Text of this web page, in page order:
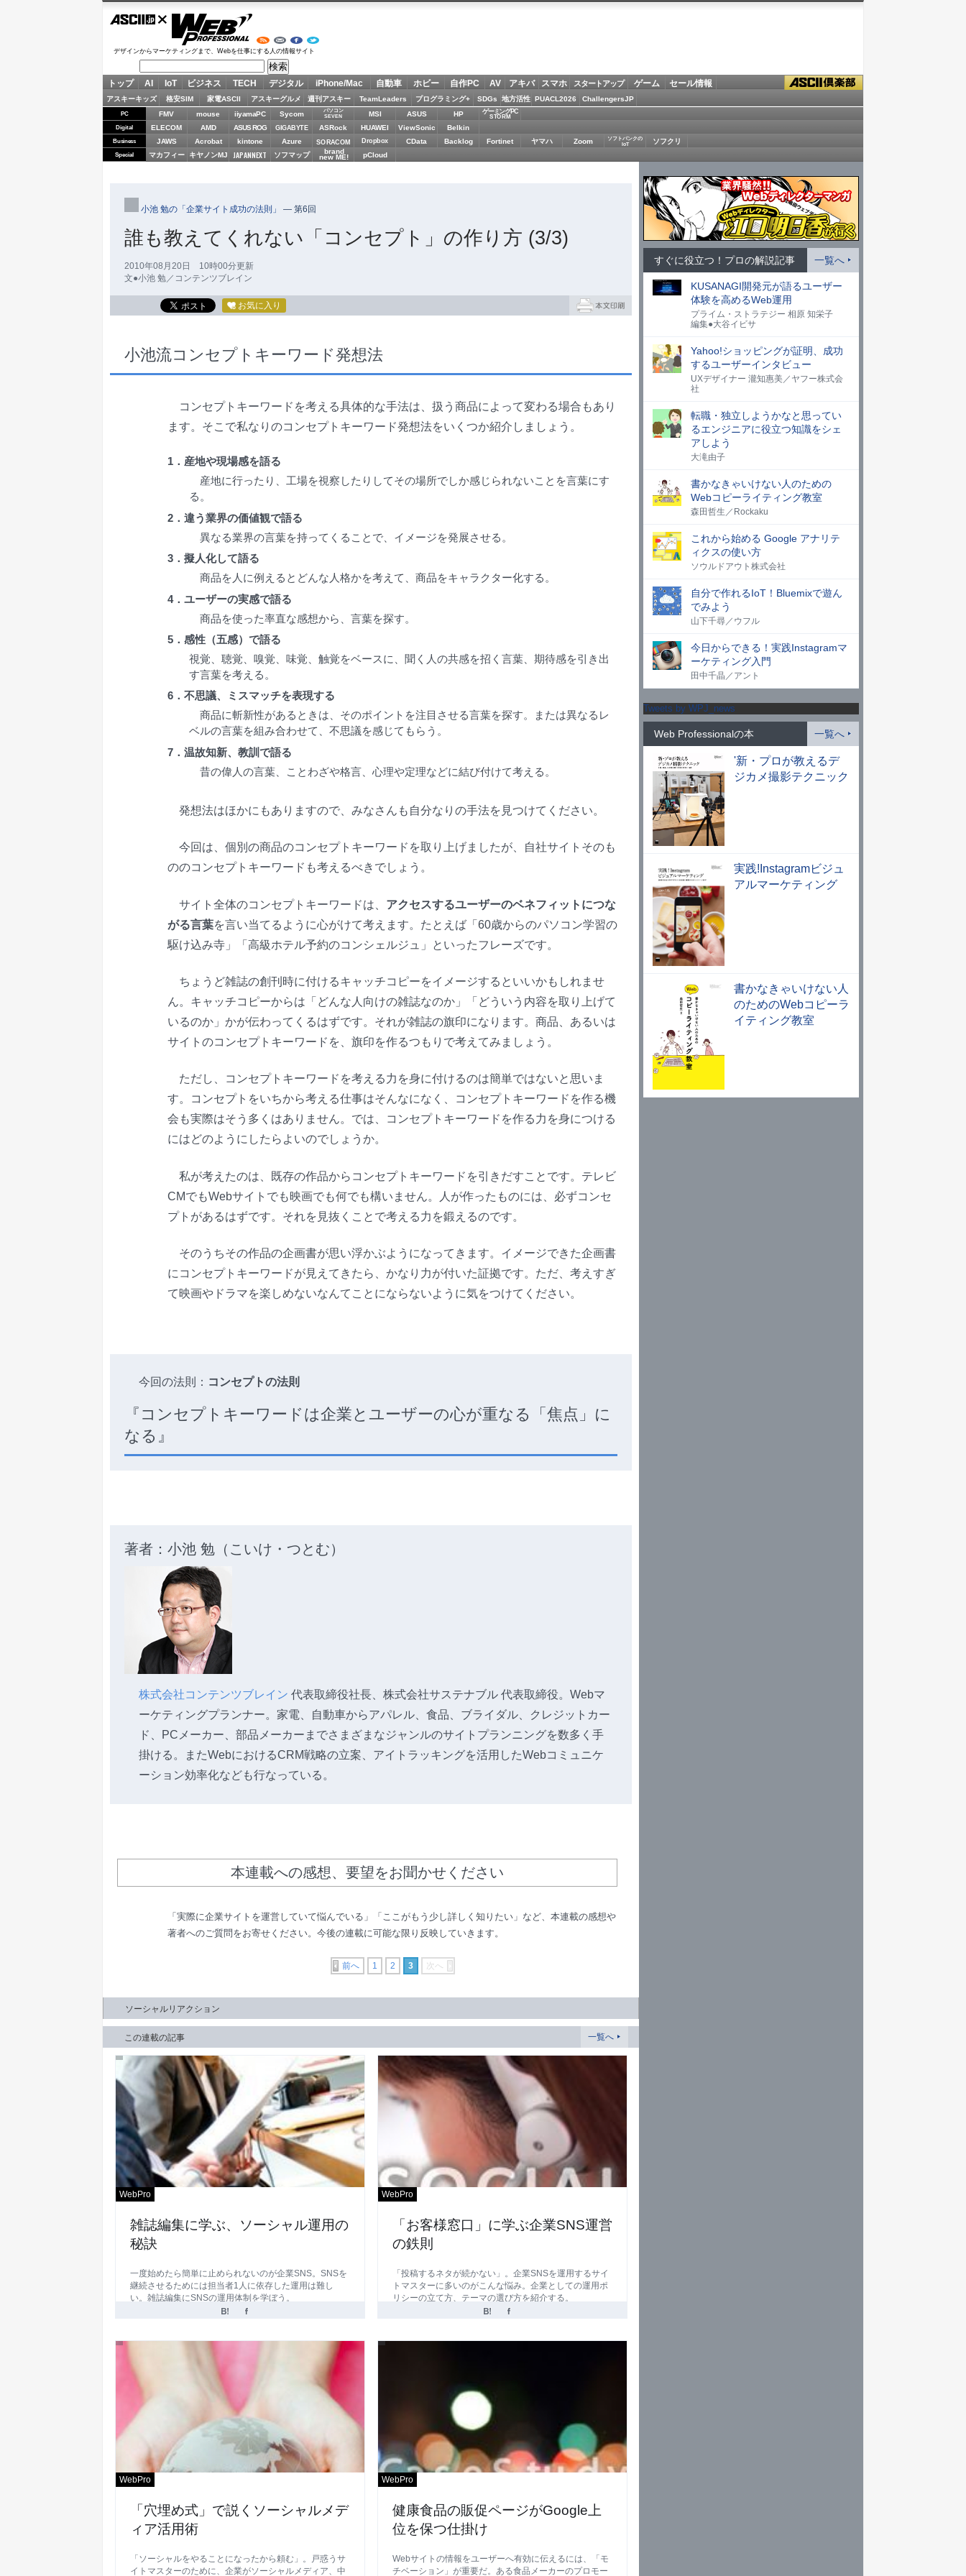
Web Professional
デザインからマーケティングまで、Webを仕事にする人の情報サイト
トップ AI IoT ビジネス TECH デジタル iPhone/Mac 自動車 ホビー 自作PC AV アキバ スマホ スタートアップ ゲーム セール情報
アスキーキッズ 格安SIM 家電ASCII アスキーグルメ 週刊アスキー TeamLeaders プログラミング+ SDGs 地方活性 PUACL2026 ChallengersJP
PC FMV mouse iiyamaPC Sycom
パソコン
SEVEN
MSI ASUS HP ゲーミングPC
STORM
Digital ELECOM AMD ASUS ROG GIGABYTE ASRock HUAWEI ViewSonic Belkin
Business JAWS Acrobat kintone Azure SORACOM Dropbox CData Backlog Fortinet ヤマハ Zoom
ソフトバンクの
IoT
ソフクリ
Special マカフィー キヤノンMJ JAPANNEXT ソフマップ brand
new ME! pCloud
小池 勉の「企業サイト成功の法則」 ― 第6回
誰も教えてくれない「コンセプト」の作り方 (3/3)
2010年08月20日 10時00分更新
文●小池 勉／コンテンツブレイン
お気に入り
小池流コンセプトキーワード発想法
コンセプトキーワードを考える具体的な手法は、扱う商品によって変わる場合もあり
ます。そこで私なりのコンセプトキーワード発想法をいくつか紹介しましょう。
1．産地や現場感を語る
産地に行ったり、工場を視察したりしてその場所でしか感じられないことを言葉にす
る。
2．違う業界の価値観で語る
異なる業界の言葉を持ってくることで、イメージを発展させる。
3．擬人化して語る
商品を人に例えるとどんな人格かを考えて、商品をキャラクター化する。
4．ユーザーの実感で語る
商品を使った率直な感想から、言葉を探す。
5．感性（五感）で語る
視覚、聴覚、嗅覚、味覚、触覚をベースに、聞く人の共感を招く言葉、期待感を引き出
す言葉を考える。
6．不思議、ミスマッチを表現する
商品に斬新性があるときは、そのポイントを注目させる言葉を探す。または異なるレ
ベルの言葉を組み合わせて、不思議を感じてもらう。
7．温故知新、教訓で語る
昔の偉人の言葉、ことわざや格言、心理や定理などに結び付けて考える。
発想法はほかにもありますので、みなさんも自分なりの手法を見つけてください。
今回は、個別の商品のコンセプトキーワードを取り上げましたが、自社サイトそのも
ののコンセプトキーワードも考えるべきでしょう。
サイト全体のコンセプトキーワードは、 アクセスするユーザーのベネフィットにつな
がる言葉を言い当てるように心がけて考えます。たとえば「60歳からのパソコン学習の
駆け込み寺」「高級ホテル予約のコンシェルジュ」といったフレーズです。
ちょうど雑誌の創刊時に付けるキャッチコピーをイメージするといいかもしれませ
ん。キャッチコピーからは「どんな人向けの雑誌なのか」「どういう内容を取り上げて
いるのか」かが伝わってくるはずです。それが雑誌の旗印になります。商品、あるいは
サイトのコンセプトキーワードを、旗印を作るつもりで考えてみましょう。
ただし、コンセプトキーワードを考える力を身に付けるのは簡単ではないと思いま
す。コンセプトをいちから考える仕事はそんなになく、コンセプトキーワードを作る機
会も実際はそう多くはありません。では、コンセプトキーワードを作る力を身につける
にはどのようにしたらよいのでしょうか。
私が考えたのは、既存の作品からコンセプトキーワードを引きだすことです。テレビ
CMでもWebサイトでも映画でも何でも構いません。人が作ったものには、必ずコンセ
プトがあるはずです。それを見抜くことで考える力を鍛えるのです。
そのうちその作品の企画書が思い浮かぶようになってきます。イメージできた企画書
にコンセプトキーワードが見えてきたら、かなり力が付いた証拠です。ただ、考えすぎ
て映画やドラマを楽しめないなんてことにならないように気をつけてください。
今回の法則： コンセプトの法則
『コンセプトキーワードは企業とユーザーの心が重なる「焦点」に
なる』
著者：小池 勉（こいけ・つとむ）
株式会社コンテンツブレイン 代表取締役社長、株式会社サステナブル 代表取締役。Webマ
ーケティングプランナー。家電、自動車からアパレル、食品、ブライダル、クレジットカー
ド、PCメーカー、部品メーカーまでさまざまなジャンルのサイトプランニングを数多く手
掛ける。またWebにおけるCRM戦略の立案、アイトラッキングを活用したWebコミュニケ
ーション効率化なども行なっている。
本連載への感想、要望をお聞かせください
「実際に企業サイトを運営していて悩んでいる」「ここがもう少し詳しく知りたい」など、本連載の感想や
著者へのご質問をお寄せください。今後の連載に可能な限り反映していきます。
前へ 1 2 3 次へ
ソーシャルリアクション
この連載の記事 一覧へ
WebPro
雑誌編集に学ぶ、ソーシャル運用の
秘訣
一度始めたら簡単に止められないのが企業SNS。SNSを
継続させるためには担当者1人に依存した運用は難し
い。雑誌編集にSNSの運用体制を学ぼう。
WebPro
「お客様窓口」に学ぶ企業SNS運営
の鉄則
「投稿するネタが続かない」。企業SNSを運用するサイ
トマスターに多いのがこんな悩み。企業としての運用ポ
リシーの立て方、テーマの選び方を紹介する。
WebPro
「穴埋め式」で説くソーシャルメデ
ィア活用術
「ソーシャルをやることになったから頼む」。戸惑うサ
イトマスターのために、企業がソーシャルメディア、中
WebPro
健康食品の販促ページがGoogle上
位を保つ仕掛け
Webサイトの情報をユーザーへ有効に伝えるには、「モ
チベーション」が重要だ。ある食品メーカーのプロモー
すぐに役立つ！プロの解説記事 一覧へ
KUSANAGI開発元が語るユーザー
体験を高めるWeb運用
プライム・ストラテジー 相原 知栄子
編集●大谷イビサ
Yahoo!ショッピングが証明、成功
するユーザーインタビュー
UXデザイナー 瀧知惠美／ヤフー株式会
社
転職・独立しようかなと思ってい
るエンジニアに役立つ知識をシェ
アしよう
大滝由子
書かなきゃいけない人のための
Webコピーライティング教室
森田哲生／Rockaku
これから始める Google アナリテ
ィクスの使い方
ソウルドアウト株式会社
自分で作れるIoT！Bluemixで遊ん
でみよう
山下千尋／ウフル
今日からできる！実践Instagramマ
ーケティング入門
田中千晶／アント
Tweets by WPJ_news
Web Professionalの本 一覧へ
'新・プロが教えるデ
ジカメ撮影テクニック
実践!Instagramビジュ
アルマーケティング
書かなきゃいけない人
のためのWebコピーラ
イティング教室